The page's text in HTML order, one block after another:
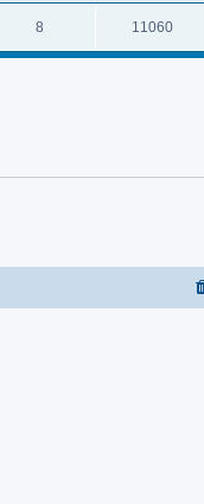
8 11060